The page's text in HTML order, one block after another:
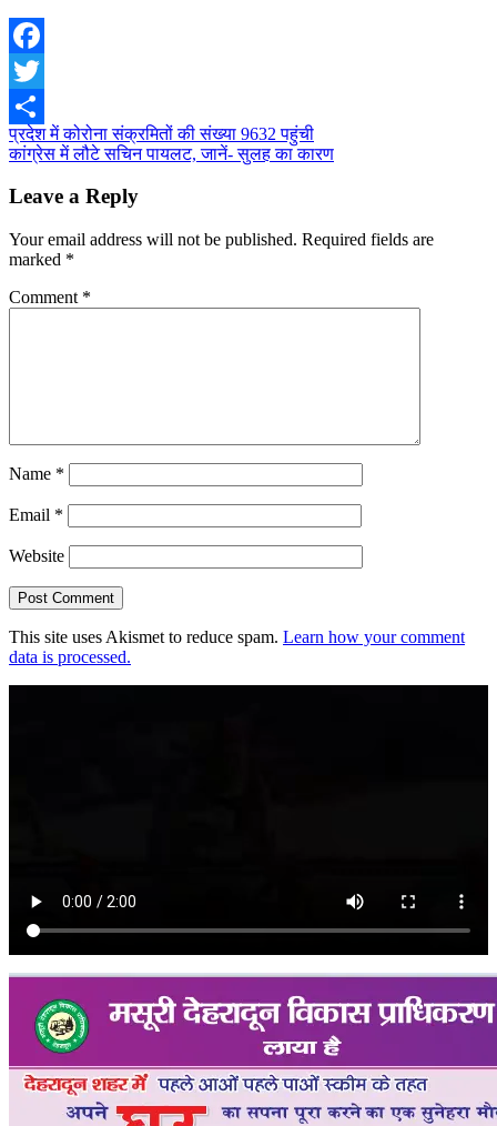
Facebook
Twitter
Share
Post
navigation
प्रदेश में कोरोना संक्रमितों की संख्या 9632 पहुंची
कांग्रेस में लौटे सचिन पायलट, जानें- सुलह का कारण
Leave a Reply
Your email address will not be published. Required fields are
marked *
Comment *
Name *
Email *
Website
This site uses Akismet to reduce spam. Learn how your comment
data is processed.